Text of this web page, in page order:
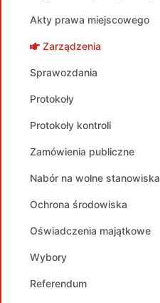
Akty prawa miejscowego
Zarządzenia
Sprawozdania
Protokoły
Protokoły kontroli
Zamówienia publiczne
Nabór na wolne stanowiska
Ochrona środowiska
Oświadczenia majątkowe
Wybory
Referendum